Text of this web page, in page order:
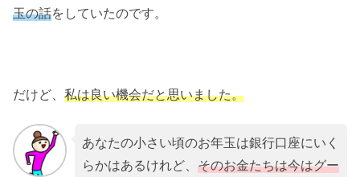
玉の話をしていたのです。
だけど、 私は良い機会だと思いました。
あなたの小さい頃のお年玉は銀行口座にいく
らかはあるけれど、 そのお金たちは今はグー